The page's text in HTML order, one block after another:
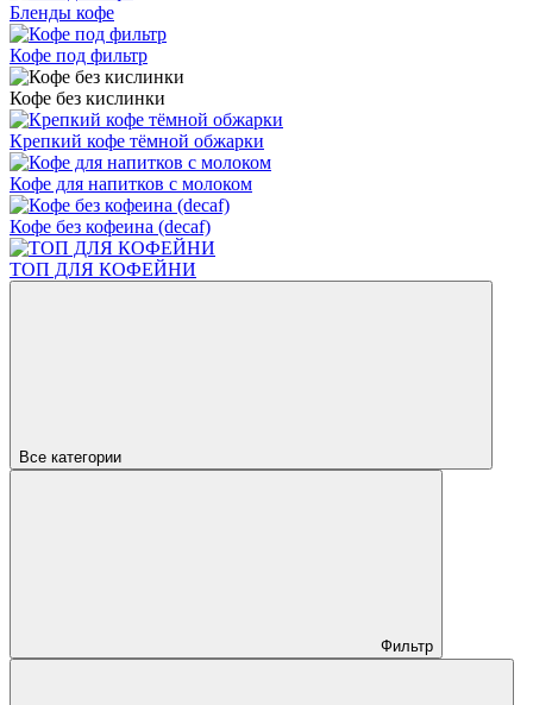
Бленды кофе
Кофе под фильтр
Кофе без кислинки
Крепкий кофе тёмной обжарки
Кофе для напитков с молоком
Кофе без кофеина (decaf)
ТОП ДЛЯ КОФЕЙНИ
Все категории
Фильтр